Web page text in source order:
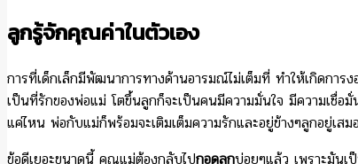
ลูกรู้จักคุณค่าในตัวเอง
การที่เด็กเล็กมีพัฒนาการทางด้านอารมณ์ไม่เต็มที่ ทำให้เกิดการ
เป็นที่รักของพ่อแม่ โตขึ้นลูกก็จะเป็นคนมีความมั่นใจ มีความเชื่อ
แค่ไหน พ่อกับแม่ก็พร้อมจะเติมเต็มความรักและอยู่ข้างๆลูกอยู่เสมอ
ข้อดีเยอะขนาดนี้ คุณแม่ต้องกลับไปกอดลูกบ่อยๆแล้ว เพราะมันเ